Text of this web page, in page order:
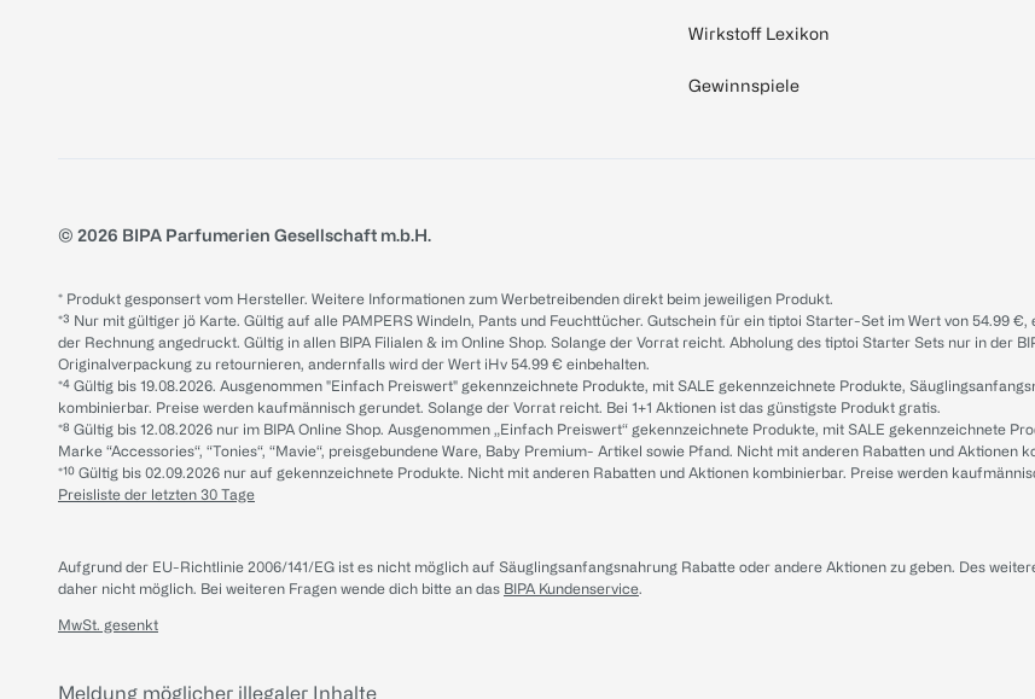
Wirkstoff Lexikon
Gewinnspiele
© 2026 BIPA Parfumerien Gesellschaft m.b.H.
* Produkt gesponsert vom Hersteller. Weitere Informationen zum Werbetreibenden direkt beim jeweiligen Produkt.
*³ Nur mit gültiger jö Karte. Gültig auf alle PAMPERS Windeln, Pants und Feuchttücher. Gutschein für ein tiptoi Starter-Set im Wert von 54.99
der Rechnung angedruckt. Gültig in allen BIPA Filialen & im Online Shop. Solange der Vorrat reicht. Abholung des tiptoi Starter Sets nur in der
Originalverpackung zu retournieren, andernfalls wird der Wert iHv 54.99 € einbehalten.
*⁴ Gültig bis 19.08.2026. Ausgenommen "Einfach Preiswert" gekennzeichnete Produkte, mit SALE gekennzeichnete Produkte,
kombinierbar. Preise werden kaufmännisch gerundet. Solange der Vorrat reicht. Bei 1+1 Aktionen ist das günstigste Produkt gratis.
*⁸ Gültig bis 12.08.2026 nur im BIPA Online Shop. Ausgenommen „Einfach Preiswert“ gekennzeichnete Produkte, mit SALE gekennzeichnete
Marke “Accessories“, “Tonies“, “Mavie“, preisgebundene Ware, Baby Premium- Artikel sowie Pfand. Nicht mit anderen Rabatten und
*¹⁰ Gültig bis 02.09.2026 nur auf gekennzeichnete Produkte. Nicht mit anderen Rabatten und Aktionen kombinierbar. Preise werden
Preisliste der letzten 30 Tage
Aufgrund der EU-Richtlinie 2006/141/EG ist es nicht möglich auf Säuglingsanfangsnahrung Rabatte oder andere Aktionen zu geben. Des
daher nicht möglich. Bei weiteren Fragen wende dich bitte an das BIPA Kundenservice.
MwSt. gesenkt
Meldung möglicher illegaler Inhalte